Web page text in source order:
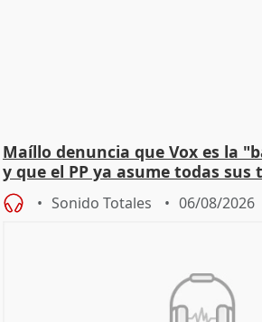
Maíllo denuncia que Vox es la
y que el PP ya asume todas sus
Sonido Totales 06/08/2026